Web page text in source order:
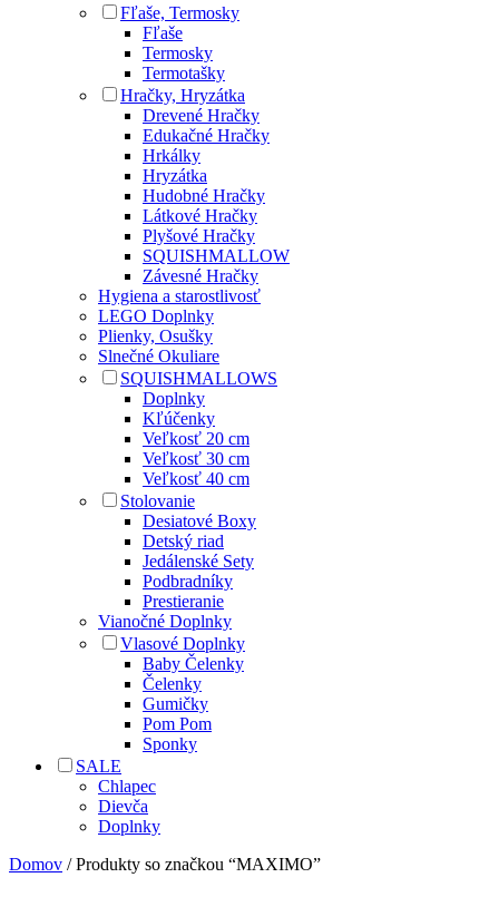
Fľaše, Termosky
Fľaše
Termosky
Termotašky
Hračky, Hryzátka
Drevené Hračky
Edukačné Hračky
Hrkálky
Hryzátka
Hudobné Hračky
Látkové Hračky
Plyšové Hračky
SQUISHMALLOW
Závesné Hračky
Hygiena a starostlivosť
LEGO Doplnky
Plienky, Osušky
Slnečné Okuliare
SQUISHMALLOWS
Doplnky
Kľúčenky
Veľkosť 20 cm
Veľkosť 30 cm
Veľkosť 40 cm
Stolovanie
Desiatové Boxy
Detský riad
Jedálenské Sety
Podbradníky
Prestieranie
Vianočné Doplnky
Vlasové Doplnky
Baby Čelenky
Čelenky
Gumičky
Pom Pom
Sponky
SALE
Chlapec
Dievča
Doplnky
Domov / Produkty so značkou “MAXIMO”